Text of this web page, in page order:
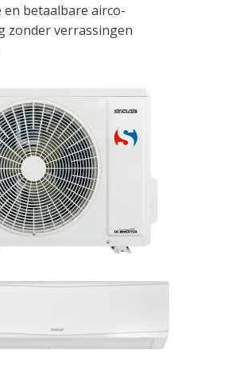
en betaalbare airco-
zonder verrassingen